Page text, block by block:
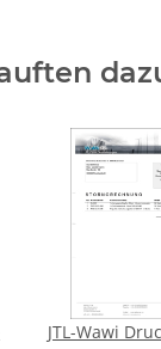
JTL-Wawi